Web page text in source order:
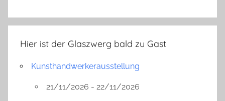
Hier ist der Glaszwerg bald zu Gast
Kunsthandwerkerausstellung
21/11/2026 - 22/11/2026